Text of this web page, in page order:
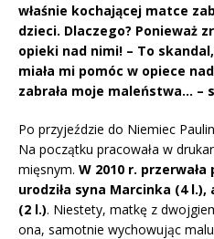
właśnie kochającej matce
dzieci. Dlaczego? Ponieważ
opieki nad nimi! – To
miała mi pomóc w opiece
zabrała moje maleństwa… –
Po przyjeździe do Niemiec
Na początku pracowała w
mięsnym. W 2010 r. przerwała
urodziła syna Marcinka (4
(2 l.). Niestety, matkę z
ona, samotnie wychowując